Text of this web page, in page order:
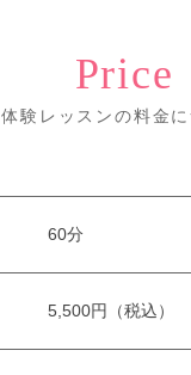
Price
体験レッスンの料金に
60分
5,500円（税込）